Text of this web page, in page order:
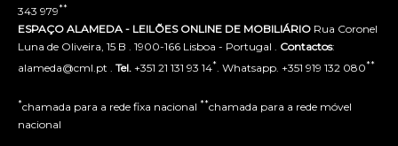
343 979**
ESPAÇO ALAMEDA - LEILÕES ONLINE DE MOBILIÁRIO Rua Coronel
Luna de Oliveira, 15 B . 1900-166 Lisboa - Portugal . Contactos:
alameda@cml.pt . Tel. +351 21 131 93 14* . Whatsapp. +351 919 132 080**
*chamada para a rede fixa nacional **chamada para a rede móvel
nacional